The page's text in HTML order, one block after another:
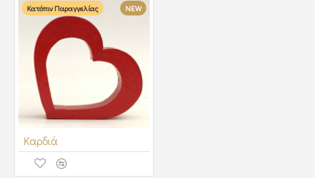
NEW
Κατόπιν Παραγγελίας
Καρδιά